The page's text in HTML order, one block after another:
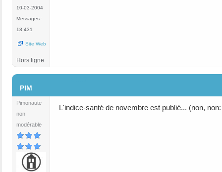
10-03-2004
Messages :
18 431
Site Web
Hors ligne
PIM
Pimonaute
non
modérable
L'indice-santé de novembre est publié... (non,